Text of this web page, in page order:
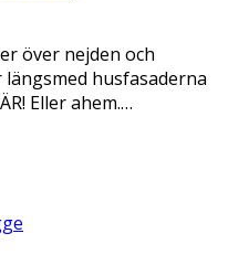
över nejden och
husfasaderna
Eller ahem.…